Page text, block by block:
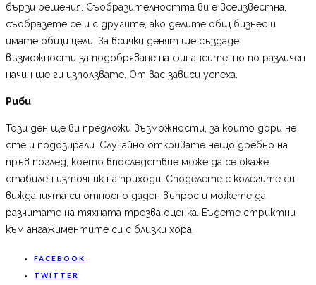
бързи решения. Съобразителността ви е всеизвестна,
съобразете се и с другите, ако делите общ бизнес и
имате общи цели. За всички денят ще създаде
възможности за подобряване на финансите, но по различен
начин ще ги използвате. От вас зависи успеха.
Риби
Този ден ще ви предложи възможности, за които дори не
сте и подозирали. Случайно откривате нещо дребно на
пръв поглед, което впоследствие може да се окаже
стабилен източник на приходи. Споделете с колегите си
вижданията си относно даден въпрос и можете да
разчитате на тяхната трезва оценка. Бъдете стриктни
към ангажиментите си с близки хора.
FACEBOOK
TWITTER